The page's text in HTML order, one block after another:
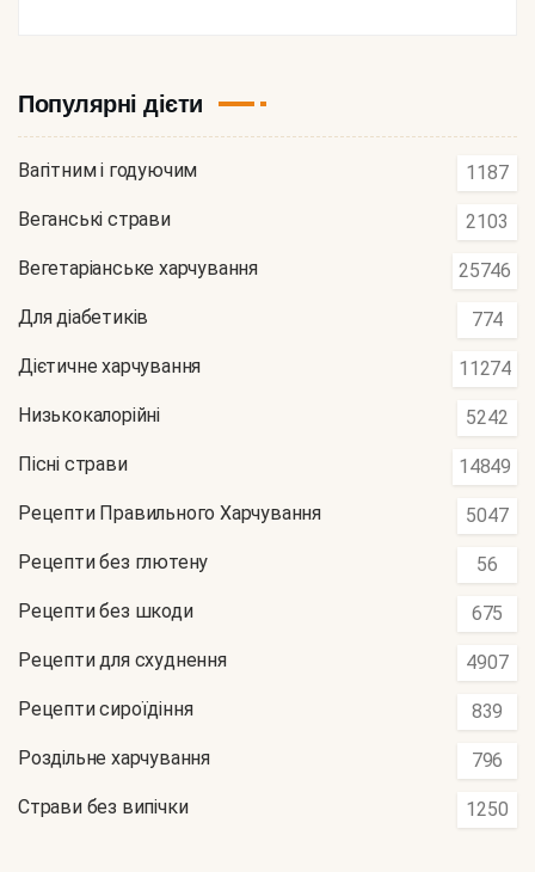
Популярні дієти
Вагітним і годуючим 1187
Веганські страви 2103
Вегетаріанське харчування 25746
Для діабетиків 774
Дієтичне харчування 11274
Низькокалорійні 5242
Пісні страви 14849
Рецепти Правильного Харчування 5047
Рецепти без глютену 56
Рецепти без шкоди 675
Рецепти для схуднення 4907
Рецепти сироїдіння 839
Роздільне харчування 796
Страви без випічки 1250